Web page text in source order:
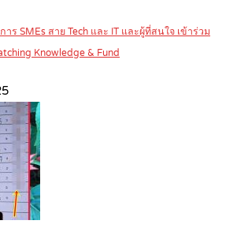
ร SMEs สาย Tech และ IT และผู้ที่สนใจ เข้าร่วม
Knowledge & Fund